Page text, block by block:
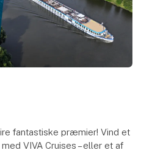
fantastiske præmier! Vind et
VIVA Cruises – eller et af